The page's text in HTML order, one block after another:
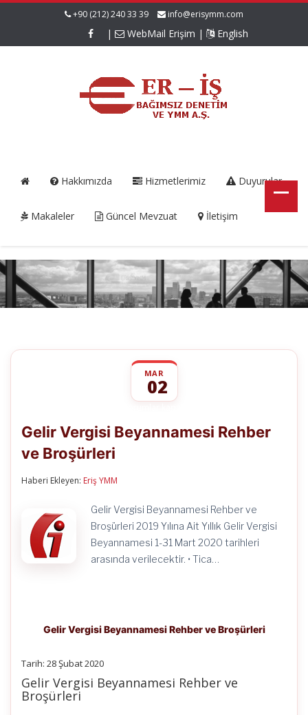
+90 (212) 240 33 39 info@erisymm.com
| WebMail Erişim | English
Hakkımızda Hizmetlerimiz Duyurular
Makaleler Güncel Mevzuat İletişim
MAR
02
Beyannamesi
Rehber
Gelir Vergisi Beyannamesi Rehber
ve Broşürleri
Haberi Ekleyen: Eriş YMM
Gelir Vergisi Beyannamesi Rehber ve
Broşürleri 2019 Yılına Ait Yıllık Gelir Vergisi
Beyannamesi 1-31 Mart 2020 tarihleri
arasında verilecektir. • Tica…
Gelir Vergisi Beyannamesi Rehber ve Broşürleri
Tarih: 28 Şubat 2020
Gelir Vergisi Beyannamesi Rehber ve
Broşürleri